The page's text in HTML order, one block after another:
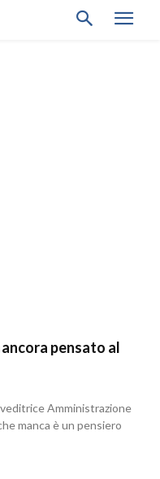
pensato al
Amministrazione
manca è un pensiero